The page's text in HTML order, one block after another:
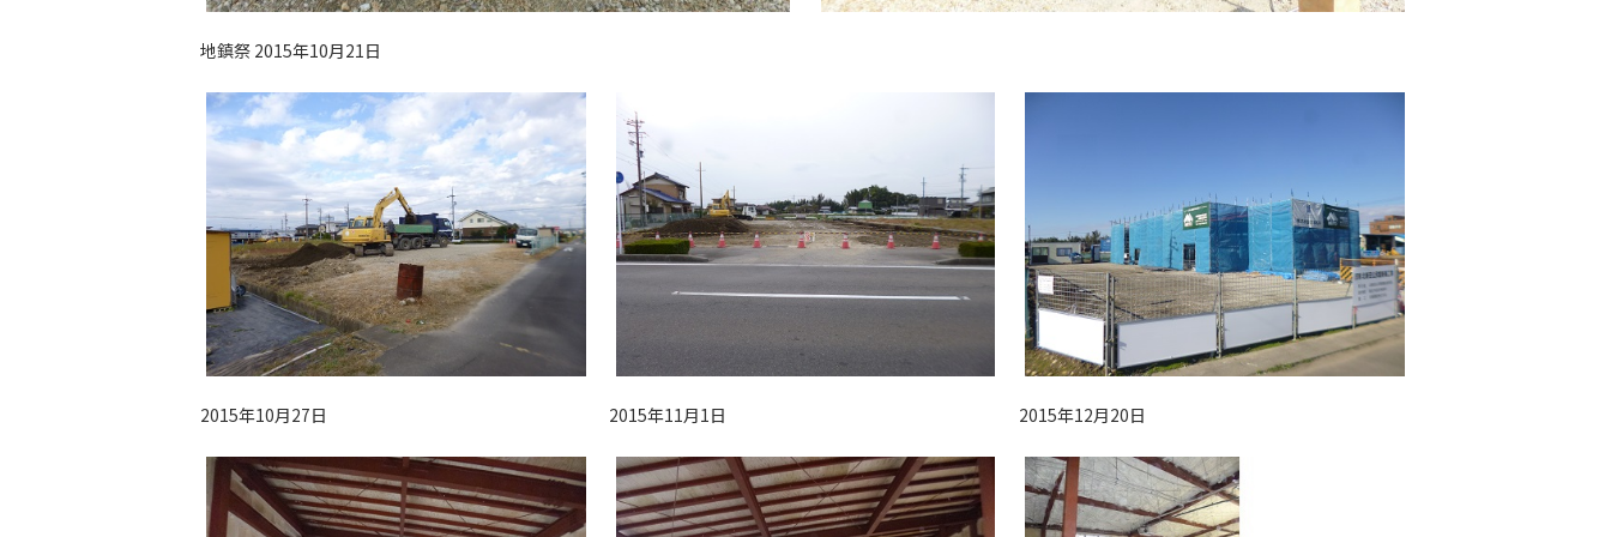
地鎮祭 2015年10月21日
2015年10月27日 2015年11月1日 2015年12月20日